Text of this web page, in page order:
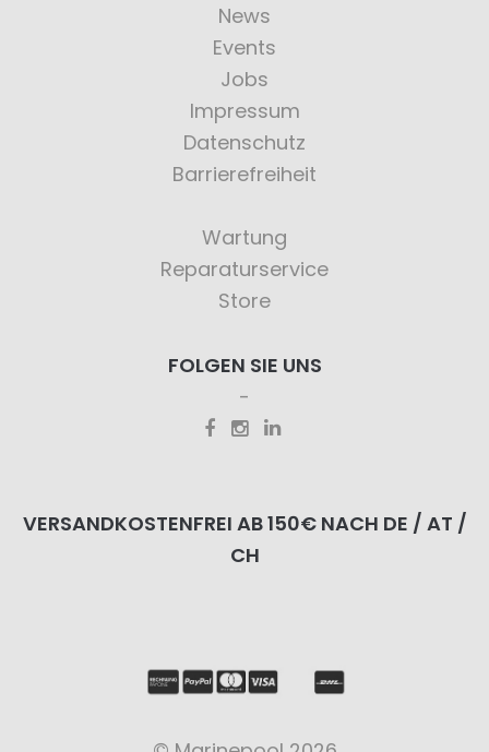
News
Events
Jobs
Impressum
Datenschutz
Barrierefreiheit
Wartung
Reparaturservice
Store
FOLGEN SIE UNS
VERSANDKOSTENFREI AB 150€ NACH DE / AT /
CH